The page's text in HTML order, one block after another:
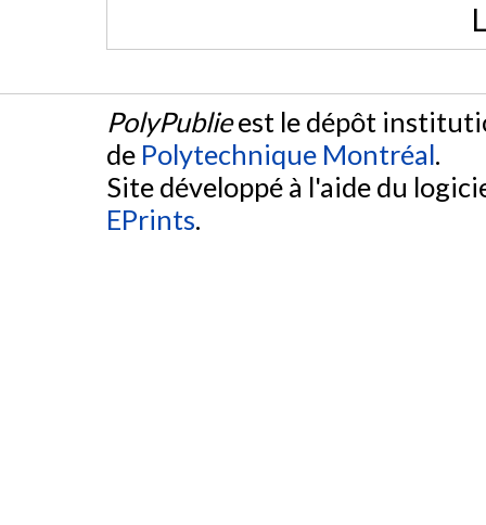
PolyPublieest le dépôt
de Polytechnique Montréal.
Site développé à l'aide du
EPrints.